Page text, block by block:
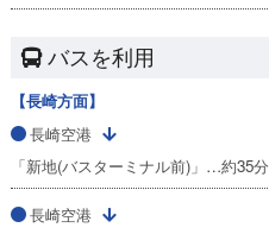
バスを利用
【長崎方面】
長崎空港
「新地(バスターミナル前)」…約35分
長崎空港